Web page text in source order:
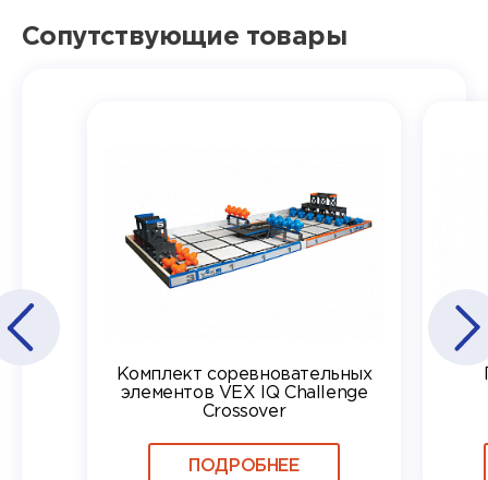
Сопутствующие товары
Комплект соревновательных
элементов VEX IQ Challenge
Crossover
ПОДРОБНЕЕ